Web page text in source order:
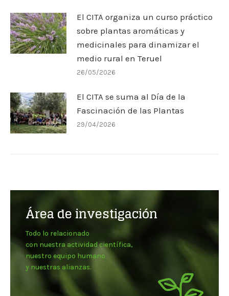
El CITA organiza un curso práctico
sobre plantas aromáticas y
medicinales para dinamizar el
medio rural en Teruel
26/05/2026
El CITA se suma al Día de la
Fascinación de las Plantas
29/04/2026
Área de investigación
Todo lo relacionado
con nuestra actividad científica,
nuestro equipo humano
y nuestras alianzas.